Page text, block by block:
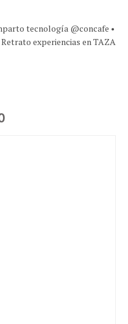
tecnología @concafe •
experiencias en TAZA